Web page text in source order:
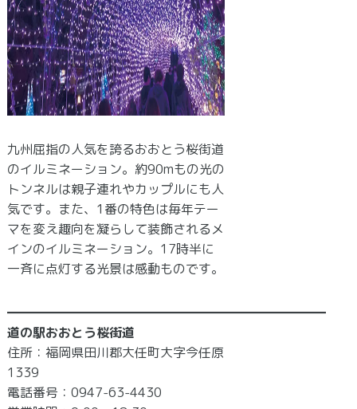
九州屈指の人気を誇るおおとう桜街道
のイルミネーション。約90mもの光の
トンネルは親子連れやカップルにも人
気です。また、1番の特色は毎年テー
マを変え趣向を凝らして装飾されるメ
インのイルミネーション。17時半に
一斉に点灯する光景は感動ものです。
━━━━━━━━━━━━━━━━━━━━━━━━━
道の駅おおとう桜街道
住所：福岡県田川郡大任町大字今任原
1339
電話番号：0947-63-4430